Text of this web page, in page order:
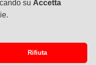
su Accetta
Rifiuta
garnì